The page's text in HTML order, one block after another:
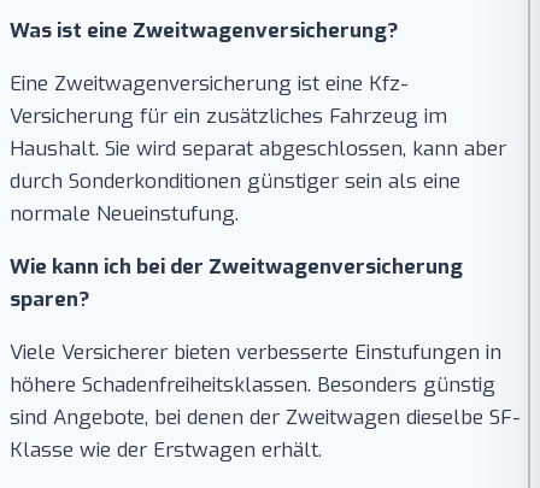
Was ist eine Zweitwagenversicherung?
Eine Zweitwagenversicherung ist eine Kfz-
Versicherung für ein zusätzliches Fahrzeug im
Haushalt. Sie wird separat abgeschlossen, kann aber
durch Sonderkonditionen günstiger sein als eine
normale Neueinstufung.
Wie kann ich bei der Zweitwagenversicherung
sparen?
Viele Versicherer bieten verbesserte Einstufungen in
höhere Schadenfreiheitsklassen. Besonders günstig
sind Angebote, bei denen der Zweitwagen dieselbe SF-
Klasse wie der Erstwagen erhält.